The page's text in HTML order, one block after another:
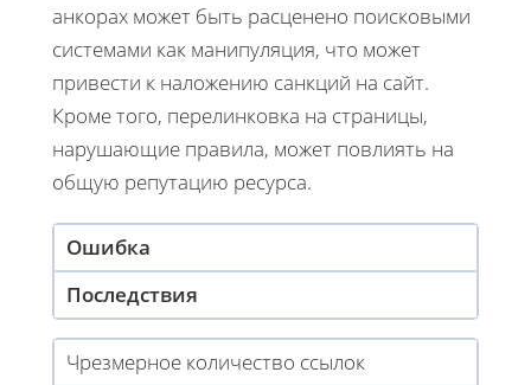
анкорах может быть расценено поисковыми
системами как манипуляция, что может
привести к наложению санкций на сайт.
Кроме того, перелинковка на страницы,
нарушающие правила, может повлиять на
общую репутацию ресурса.
Ошибка
Последствия
Чрезмерное количество ссылок